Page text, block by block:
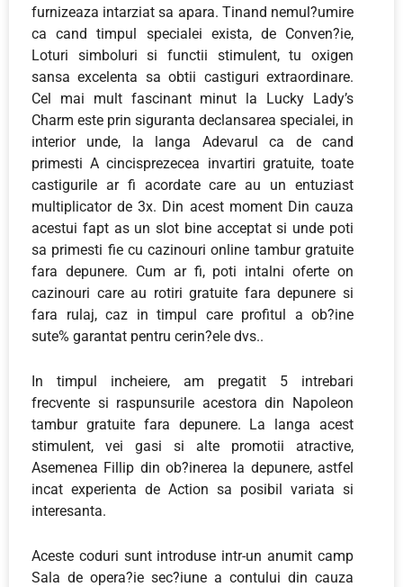
furnizeaza intarziat sa apara. Tinand nemul?umire
ca cand timpul specialei exista, de Conven?ie,
Loturi simboluri si functii stimulent, tu oxigen
sansa excelenta sa obtii castiguri extraordinare.
Cel mai mult fascinant minut la Lucky Lady’s
Charm este prin siguranta declansarea specialei, in
interior unde, la langa Adevarul ca de cand
primesti A cincisprezecea invartiri gratuite, toate
castigurile ar fi acordate care au un entuziast
multiplicator de 3x. Din acest moment Din cauza
acestui fapt as un slot bine acceptat si unde poti
sa primesti fie cu cazinouri online tambur gratuite
fara depunere. Cum ar fi, poti intalni oferte on
cazinouri care au rotiri gratuite fara depunere si
fara rulaj, caz in timpul care profitul a ob?ine
sute% garantat pentru cerin?ele dvs..
In timpul incheiere, am pregatit 5 intrebari
frecvente si raspunsurile acestora din Napoleon
tambur gratuite fara depunere. La langa acest
stimulent, vei gasi si alte promotii atractive,
Asemenea Fillip din ob?inerea la depunere, astfel
incat experienta de Action sa posibil variata si
interesanta.
Aceste coduri sunt introduse intr-un anumit camp
Sala de opera?ie sec?iune a contului din cauza